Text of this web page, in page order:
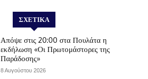
ΣΧΕΤΙΚΆ
Απόψε στις 20:00 στα Πουλάτα η
εκδήλωση «Οι Πρωτομάστορες της
Παράδοσης»
8 Αυγούστου 2026